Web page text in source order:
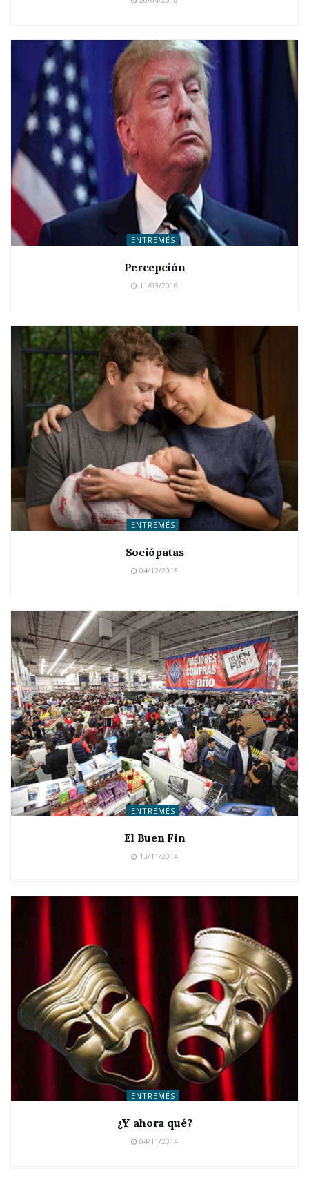
ENTREMÉS
Percepción
11/03/2016
ENTREMÉS
Sociópatas
04/12/2015
ENTREMÉS
El Buen Fin
13/11/2014
ENTREMÉS
¿Y ahora qué?
04/11/2014